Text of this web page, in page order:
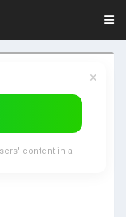
×
content in a